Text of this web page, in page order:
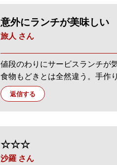
意外にランチが美味しい
旅人 さん
値段のわりにサービスランチが
食物もどきとは全然違う。手作
返信する
☆☆☆
沙羅 さん